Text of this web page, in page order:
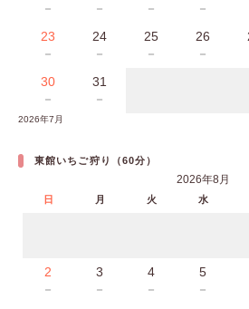
－
－
－
－
23
－
24
－
25
－
26
－
30
－
31
－
2026年7月
東館いちご狩り（60分）
2026年8月
日 月 火 水
2
－
3
－
4
－
5
－